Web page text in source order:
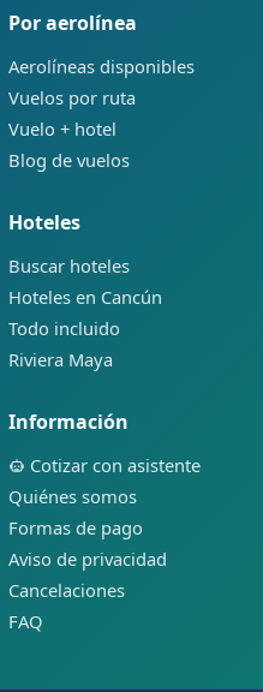
Por aerolínea
Aerolíneas disponibles
Vuelos por ruta
Vuelo + hotel
Blog de vuelos
Hoteles
Buscar hoteles
Hoteles en Cancún
Todo incluido
Riviera Maya
Información
Cotizar con asistente
Quiénes somos
Formas de pago
Aviso de privacidad
Cancelaciones
FAQ